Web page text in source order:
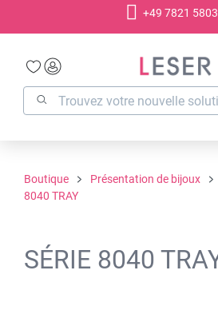
+49 7821
Boutique Présentation de bijoux
8040 TRAY
SÉRIE 8040